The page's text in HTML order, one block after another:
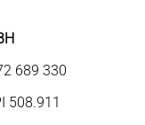
689 330
508.911